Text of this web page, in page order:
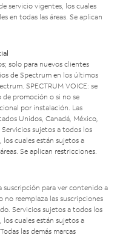
servicio vigentes, los cuales
en todas las áreas. Se aplican
solo para nuevos clientes
de Spectrum en los últimos
SPECTRUM VOICE: se
de promoción o si no se
por instalación. Las
Unidos, Canadá, México,
Servicios sujetos a todos los
cuales están sujetos a
Se aplican restricciones.
suscripción para ver contenido a
no reemplaza las suscripciones
Servicios sujetos a todos los
cuales están sujetos a
las demás marcas